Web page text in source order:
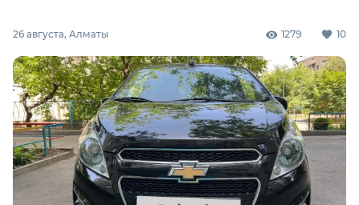
26 августа, Алматы 1279 10